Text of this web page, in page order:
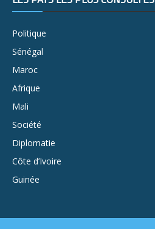
Politique
Sénégal
Maroc
Afrique
Mali
Société
Diplomatie
Côte d’Ivoire
Guinée